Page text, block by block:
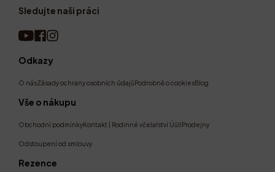
Odkazy
O násZásady ochrany osobních údajůPodrobně o cookiesBlog
Vše o nákupu
Obchodní podmínkyKontakt | Rodinné včelařství ÚůllProdejny
Odstoupení od smlouvy
Rezence
Sledujte naši práci